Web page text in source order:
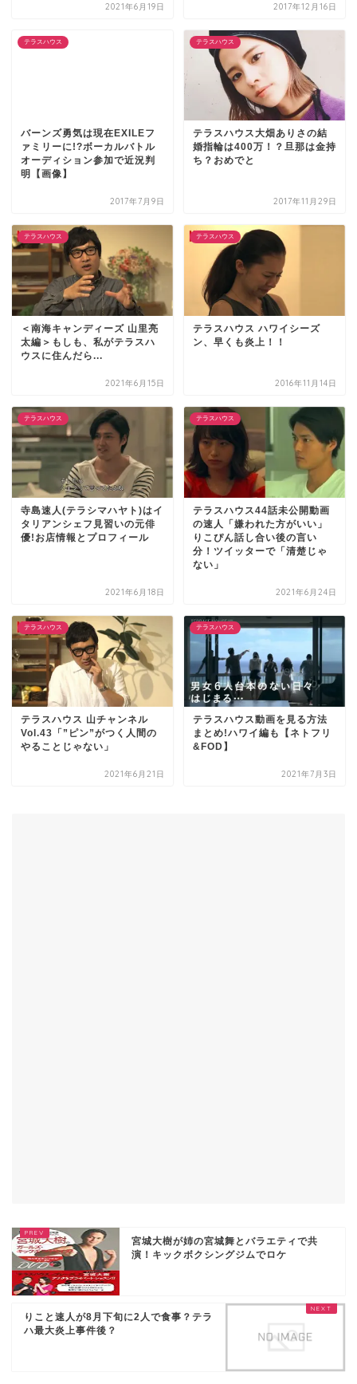
2021年6月19日 2017年12月16日
テラスハウス
バーンズ勇気は現在EXILEフ
ァミリーに!?ボーカルバトル
オーディション参加で近況判
明【画像】
2017年7月9日
テラスハウス
テラスハウス大畑ありさの結
婚指輪は400万！？旦那は金持
ち？おめでと
2017年11月29日
テラスハウス
＜南海キャンディーズ 山里亮
太編＞もしも、私がテラスハ
ウスに住んだら...
2021年6月15日
テラスハウス
テラスハウス ハワイシーズ
ン、早くも炎上！！
2016年11月14日
テラスハウス
寺島速人(テラシマハヤト)はイ
タリアンシェフ見習いの元俳
優!お店情報とプロフィール
2021年6月18日
テラスハウス
テラスハウス44話未公開動画
の速人「嫌われた方がいい」
りこぴん話し合い後の言い
分！ツイッターで「清楚じゃ
ない」
2021年6月24日
テラスハウス
テラスハウス 山チャンネル
Vol.43「”ピン”がつく人間の
やることじゃない」
2021年6月21日
テラスハウス
テラスハウス動画を見る方法
まとめ!ハワイ編も【ネトフリ
&FOD】
2021年7月3日
宮城大樹が姉の宮城舞とバラエティで共
演！キックボクシングジムでロケ
りこと速人が8月下旬に2人で食事？テラ
ハ最大炎上事件後？